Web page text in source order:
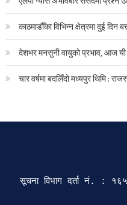
काठमाडौँका विभिन्न क्षेत्रमा दुई दिन
देशभर मनसुनी वायुको प्रभाव, आज यी
चार वर्षमा बदलिँदो मध्यपुर थिमि :
सूचना विभाग दर्ता‍ नं. :